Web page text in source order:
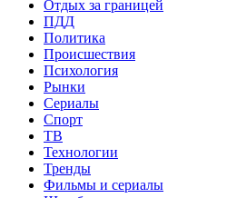
Отдых за границей
ПДД
Политика
Происшествия
Психология
Рынки
Сериалы
Спорт
ТВ
Технологии
Тренды
Фильмы и сериалы